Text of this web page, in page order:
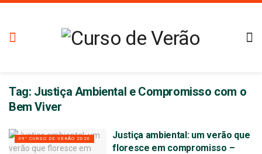
Tag: Justiça Ambiental e Compromisso com o
Bem Viver
39° CURSO DE VERÃO 2026
Justiça ambiental: um verão que
floresce em compromisso –